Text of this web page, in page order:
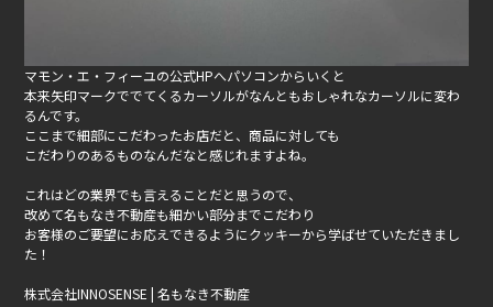
マモン・エ・フィーユの公式HPへパソコンからいくと
本来矢印マークででてくるカーソルがなんともおしゃれなカーソルに変わ
るんです。
ここまで細部にこだわったお店だと、商品に対しても
こだわりのあるものなんだなと感じれますよね。
これはどの業界でも言えることだと思うので、
改めて名もなき不動産も細かい部分までこだわり
お客様のご要望にお応えできるようにクッキーから学ばせていただきまし
た！
株式会社INNOSENSE | 名もなき不動産